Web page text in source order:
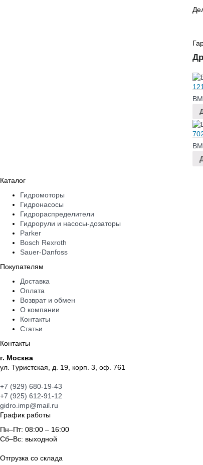
Каталог
Гидромоторы
Гидронасосы
Гидрораспределители
Гидрорули и насосы-дозаторы
Parker
Bosch Rexroth
Sauer-Danfoss
Покупателям
Доставка
Оплата
Возврат и обмен
О компании
Контакты
Статьи
Контакты
г. Москва
ул. Туристская, д. 19, корп. 3, оф. 761
+7 (929) 680-19-43
+7 (925) 612-91-12
gidro.imp@mail.ru
График работы
Пн–Пт: 08:00 – 16:00
Сб–Вс: выходной
Отгрузка со склада